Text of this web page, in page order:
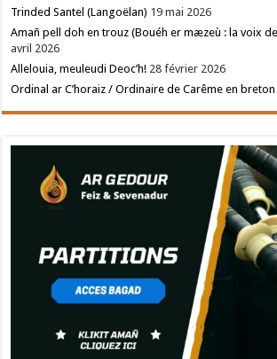
Trinded Santel (Langoëlan) 19 mai 2026
Amañ pell doh en trouz (Bouéh er mæzeù : la voix
avril 2026
Allelouia, meuleudi Deoc’h! 28 février 2026
Ordinal ar C’horaiz / Ordinaire de Carême en breton